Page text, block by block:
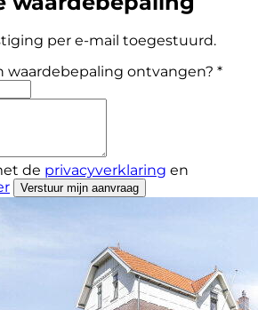
per e-mail toegestuurd.
waardebepaling ontvangen? *
de privacyverklaring en
Verstuur mijn aanvraag